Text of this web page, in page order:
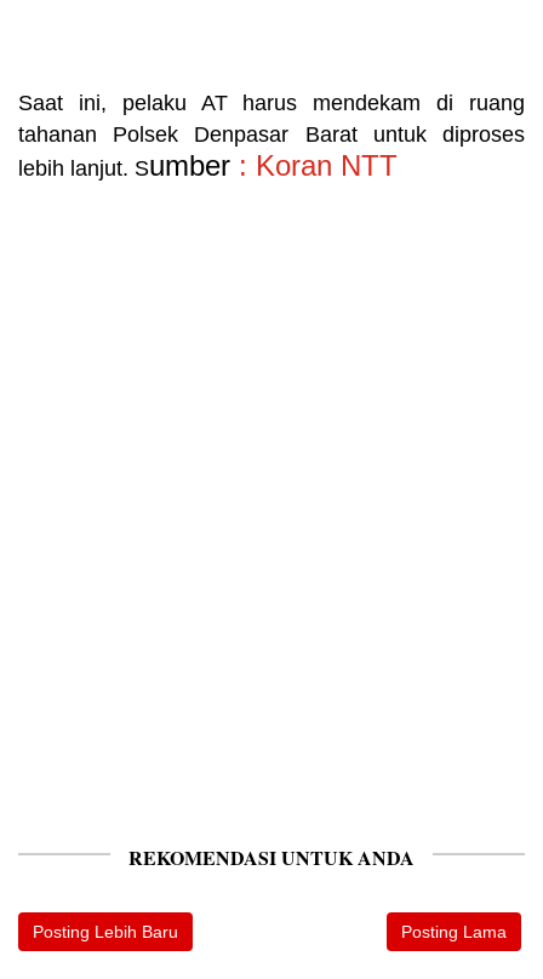
Saat ini, pelaku AT harus mendekam di ruang
tahanan Polsek Denpasar Barat untuk diproses
lebih lanjut. Sumber : Koran NTT
REKOMENDASI UNTUK ANDA
Posting Lebih Baru Posting Lama